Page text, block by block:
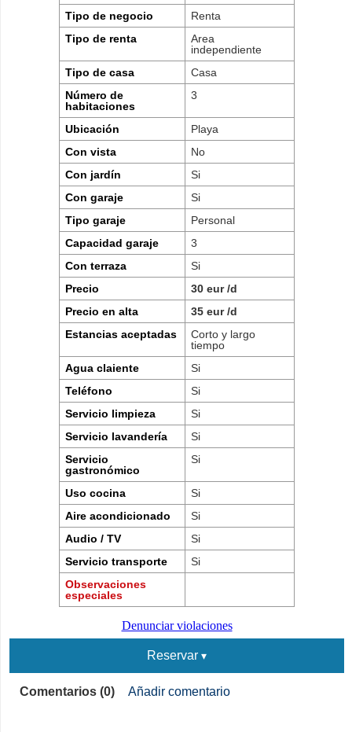
Tipo de negocio
Renta
Tipo de renta
Area
independiente
Tipo de casa
Casa
Número de
habitaciones
3
Ubicación
Playa
Con vista
No
Con jardín
Si
Con garaje
Si
Tipo garaje
Personal
Capacidad garaje
3
Con terraza
Si
Precio
30 eur /d
Precio en alta
35 eur /d
Estancias aceptadas
Corto y largo
tiempo
Agua claiente
Si
Teléfono
Si
Servicio limpieza
Si
Servicio lavandería
Si
Servicio
gastronómico
Si
Uso cocina
Si
Aire acondicionado
Si
Audio / TV
Si
Servicio transporte
Si
Observaciones
especiales
Denunciar violaciones
Reservar
Comentarios (0) Añadir comentario